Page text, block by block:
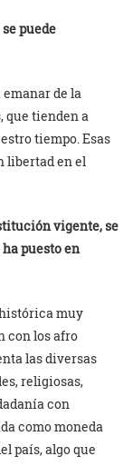
puede
de la
que tienden a
tiempo. Esas
libertad en el
vigente, se
puesto en
muy
con los afro
las diversas
religiosas,
con
como moneda
país, algo que